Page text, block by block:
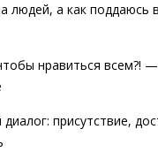
людей, а как
нравиться всем?!
присутствие,